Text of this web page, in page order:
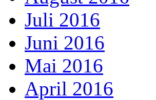
Juli 2016
Juni 2016
Mai 2016
April 2016